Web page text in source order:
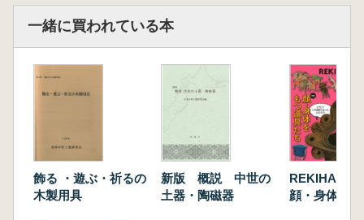
一緒に買われている本
飾る ・遊ぶ・祈るの
木製用具
新版 概説 中世の
土器・陶磁器
REKIHAKU
顔・身体を